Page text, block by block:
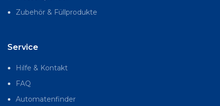
Zubehör & Füllprodukte
Service
Hilfe & Kontakt
FAQ
Automatenfinder